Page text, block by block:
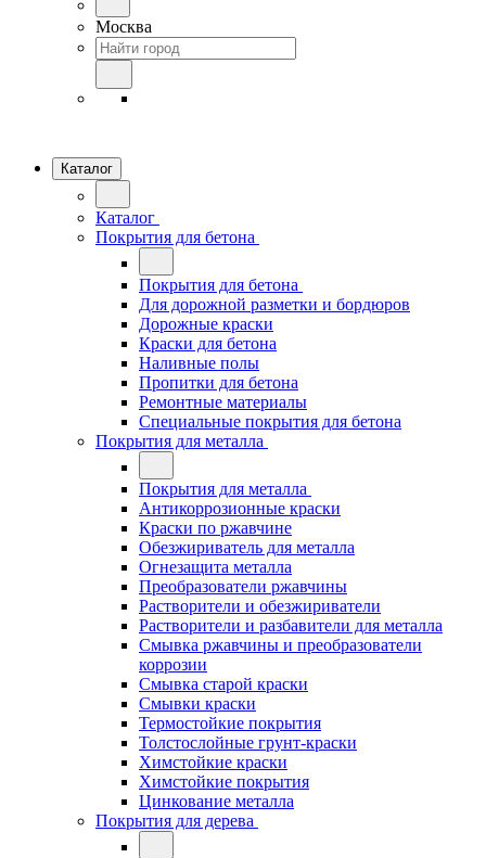
Москва
Каталог
Каталог
Покрытия для бетона
Покрытия для бетона
Для дорожной разметки и бордюров
Дорожные краски
Краски для бетона
Наливные полы
Пропитки для бетона
Ремонтные материалы
Специальные покрытия для бетона
Покрытия для металла
Покрытия для металла
Антикоррозионные краски
Краски по ржавчине
Обезжириватель для металла
Огнезащита металла
Преобразователи ржавчины
Растворители и обезжириватели
Растворители и разбавители для металла
Смывка ржавчины и преобразователи
коррозии
Смывка старой краски
Смывки краски
Термостойкие покрытия
Толстослойные грунт-краски
Химстойкие краски
Химстойкие покрытия
Цинкование металла
Покрытия для дерева